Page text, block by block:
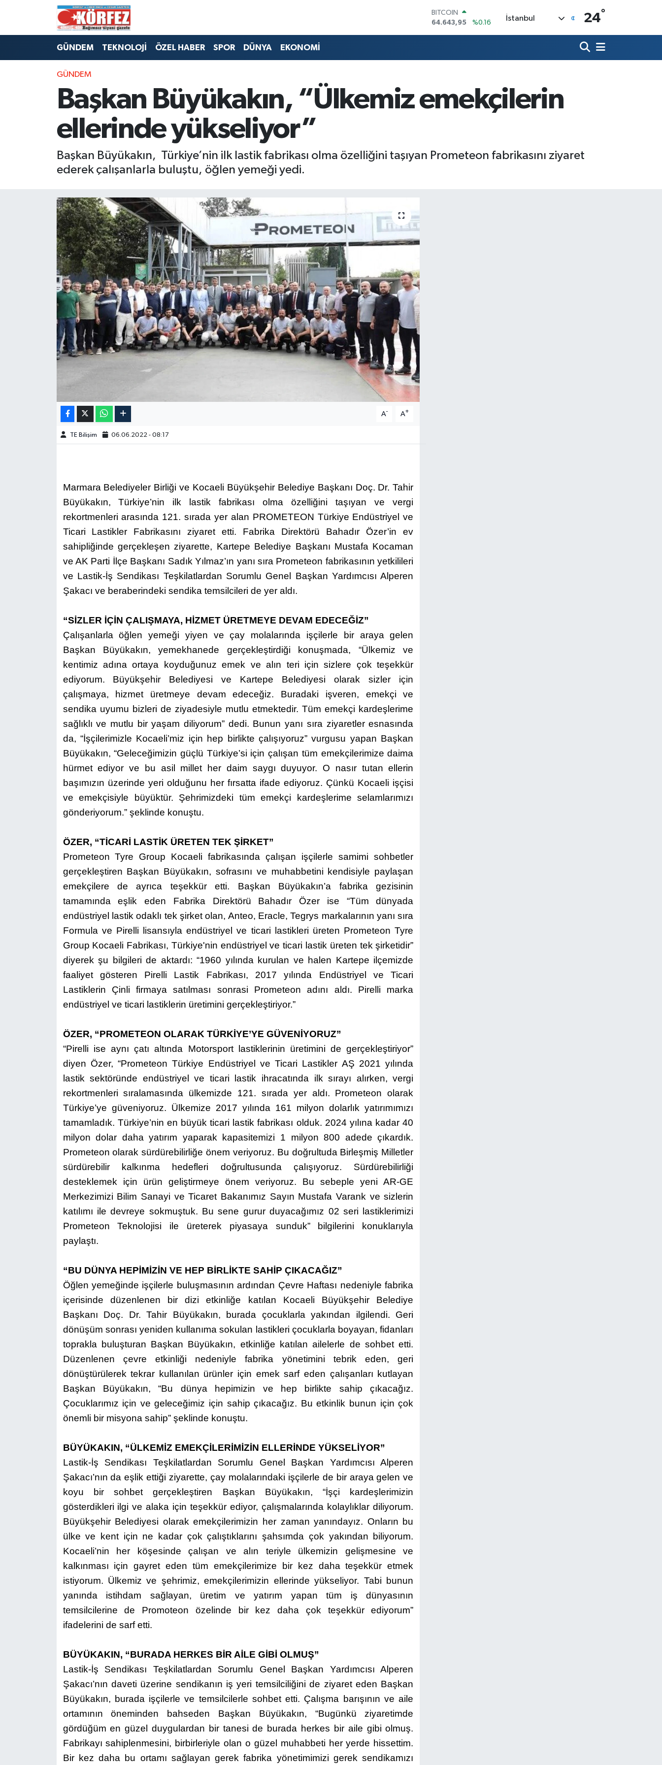
DOLAR
47,6704
%0
64,2143
%0
13.799
%70
İstanbul 24°
GÜNDEM TEKNOLOJİ ÖZEL HABER SPOR DÜNYA EKONOMİ
GÜNDEM
Başkan Büyükakın, “Ülkemiz emekçilerin
ellerinde yükseliyor”
Başkan Büyükakın, Türkiye’nin ilk lastik fabrikası olma özelliğini taşıyan Prometeon fabrikasını ziyaret
ederek çalışanlarla buluştu, öğlen yemeği yedi.
A- A+
TE Bilişim 06.06.2022 - 08:17
Marmara Belediyeler Birliği ve Kocaeli Büyükşehir Belediye Başkanı Doç. Dr. Tahir
Büyükakın, Türkiye’nin ilk lastik fabrikası olma özelliğini taşıyan ve vergi
rekortmenleri arasında 121. sırada yer alan PROMETEON Türkiye Endüstriyel ve
Ticari Lastikler Fabrikasını ziyaret etti. Fabrika Direktörü Bahadır Özer’in ev
sahipliğinde gerçekleşen ziyarette, Kartepe Belediye Başkanı Mustafa Kocaman
ve AK Parti İlçe Başkanı Sadık Yılmaz’ın yanı sıra Prometeon fabrikasının yetkilileri
ve Lastik-İş Sendikası Teşkilatlardan Sorumlu Genel Başkan Yardımcısı Alperen
Şakacı ve beraberindeki sendika temsilcileri de yer aldı.
“SİZLER İÇİN ÇALIŞMAYA, HİZMET ÜRETMEYE DEVAM EDECEĞİZ”
Çalışanlarla öğlen yemeği yiyen ve çay molalarında işçilerle bir araya gelen
Başkan Büyükakın, yemekhanede gerçekleştirdiği konuşmada, “Ülkemiz ve
kentimiz adına ortaya koyduğunuz emek ve alın teri için sizlere çok teşekkür
ediyorum. Büyükşehir Belediyesi ve Kartepe Belediyesi olarak sizler için
çalışmaya, hizmet üretmeye devam edeceğiz. Buradaki işveren, emekçi ve
sendika uyumu bizleri de ziyadesiyle mutlu etmektedir. Tüm emekçi kardeşlerime
sağlıklı ve mutlu bir yaşam diliyorum” dedi. Bunun yanı sıra ziyaretler esnasında
da, “İşçilerimizle Kocaeli’miz için hep birlikte çalışıyoruz” vurgusu yapan Başkan
Büyükakın, “Geleceğimizin güçlü Türkiye’si için çalışan tüm emekçilerimize daima
hürmet ediyor ve bu asil millet her daim saygı duyuyor. O nasır tutan ellerin
başımızın üzerinde yeri olduğunu her fırsatta ifade ediyoruz. Çünkü Kocaeli işçisi
ve emekçisiyle büyüktür. Şehrimizdeki tüm emekçi kardeşlerime selamlarımızı
gönderiyorum.” şeklinde konuştu.
ÖZER, “TİCARİ LASTİK ÜRETEN TEK ŞİRKET”
Prometeon Tyre Group Kocaeli fabrikasında çalışan işçilerle samimi sohbetler
gerçekleştiren Başkan Büyükakın, sofrasını ve muhabbetini kendisiyle paylaşan
emekçilere de ayrıca teşekkür etti. Başkan Büyükakın’a fabrika gezisinin
tamamında eşlik eden Fabrika Direktörü Bahadır Özer ise “Tüm dünyada
endüstriyel lastik odaklı tek şirket olan, Anteo, Eracle, Tegrys markalarının yanı sıra
Formula ve Pirelli lisansıyla endüstriyel ve ticari lastikleri üreten Prometeon Tyre
Group Kocaeli Fabrikası, Türkiye'nin endüstriyel ve ticari lastik üreten tek şirketidir”
diyerek şu bilgileri de aktardı: “1960 yılında kurulan ve halen Kartepe ilçemizde
faaliyet gösteren Pirelli Lastik Fabrikası, 2017 yılında Endüstriyel ve Ticari
Lastiklerin Çinli firmaya satılması sonrasi Prometeon adını aldı. Pirelli marka
endüstriyel ve ticari lastiklerin üretimini gerçekleştiriyor.”
ÖZER, “PROMETEON OLARAK TÜRKİYE’YE GÜVENİYORUZ”
“Pirelli ise aynı çatı altında Motorsport lastiklerinin üretimini de gerçekleştiriyor”
diyen Özer, “Prometeon Türkiye Endüstriyel ve Ticari Lastikler AŞ 2021 yılında
lastik sektöründe endüstriyel ve ticari lastik ihracatında ilk sırayı alırken, vergi
rekortmenleri sıralamasında ülkemizde 121. sırada yer aldı. Prometeon olarak
Türkiye’ye güveniyoruz. Ülkemize 2017 yılında 161 milyon dolarlık yatırımımızı
tamamladık. Türkiye’nin en büyük ticari lastik fabrikası olduk. 2024 yılına kadar 40
milyon dolar daha yatırım yaparak kapasitemizi 1 milyon 800 adede çıkardık.
Prometeon olarak sürdürebilirliğe önem veriyoruz. Bu doğrultuda Birleşmiş Milletler
sürdürebilir kalkınma hedefleri doğrultusunda çalışıyoruz. Sürdürebilirliği
desteklemek için ürün geliştirmeye önem veriyoruz. Bu sebeple yeni AR-GE
Merkezimizi Bilim Sanayi ve Ticaret Bakanımız Sayın Mustafa Varank ve sizlerin
katılımı ile devreye sokmuştuk. Bu sene gurur duyacağımız 02 seri lastiklerimizi
Prometeon Teknolojisi ile üreterek piyasaya sunduk” bilgilerini konuklarıyla
paylaştı.
“BU DÜNYA HEPİMİZİN VE HEP BİRLİKTE SAHİP ÇIKACAĞIZ”
Öğlen yemeğinde işçilerle buluşmasının ardından Çevre Haftası nedeniyle fabrika
içerisinde düzenlenen bir dizi etkinliğe katılan Kocaeli Büyükşehir Belediye
Başkanı Doç. Dr. Tahir Büyükakın, burada çocuklarla yakından ilgilendi. Geri
dönüşüm sonrası yeniden kullanıma sokulan lastikleri çocuklarla boyayan, fidanları
toprakla buluşturan Başkan Büyükakın, etkinliğe katılan ailelerle de sohbet etti.
Düzenlenen çevre etkinliği nedeniyle fabrika yönetimini tebrik eden, geri
dönüştürülerek tekrar kullanılan ürünler için emek sarf eden çalışanları kutlayan
Başkan Büyükakın, “Bu dünya hepimizin ve hep birlikte sahip çıkacağız.
Çocuklarımız için ve geleceğimiz için sahip çıkacağız. Bu etkinlik bunun için çok
önemli bir misyona sahip” şeklinde konuştu.
BÜYÜKAKIN, “ÜLKEMİZ EMEKÇİLERİMİZİN ELLERİNDE YÜKSELİYOR”
Lastik-İş Sendikası Teşkilatlardan Sorumlu Genel Başkan Yardımcısı Alperen
Şakacı’nın da eşlik ettiği ziyarette, çay molalarındaki işçilerle de bir araya gelen ve
koyu bir sohbet gerçekleştiren Başkan Büyükakın, “İşçi kardeşlerimizin
gösterdikleri ilgi ve alaka için teşekkür ediyor, çalışmalarında kolaylıklar diliyorum.
Büyükşehir Belediyesi olarak emekçilerimizin her zaman yanındayız. Onların bu
ülke ve kent için ne kadar çok çalıştıklarını şahsımda çok yakından biliyorum.
Kocaeli’nin her köşesinde çalışan ve alın teriyle ülkemizin gelişmesine ve
kalkınması için gayret eden tüm emekçilerimize bir kez daha teşekkür etmek
istiyorum. Ülkemiz ve şehrimiz, emekçilerimizin ellerinde yükseliyor. Tabi bunun
yanında istihdam sağlayan, üretim ve yatırım yapan tüm iş dünyasının
temsilcilerine de Promoteon özelinde bir kez daha çok teşekkür ediyorum”
ifadelerini de sarf etti.
BÜYÜKAKIN, “BURADA HERKES BİR AİLE GİBİ OLMUŞ”
Lastik-İş Sendikası Teşkilatlardan Sorumlu Genel Başkan Yardımcısı Alperen
Şakacı’nın daveti üzerine sendikanın iş yeri temsilciliğini de ziyaret eden Başkan
Büyükakın, burada işçilerle ve temsilcilerle sohbet etti. Çalışma barışının ve aile
ortamının öneminden bahseden Başkan Büyükakın, “Bugünkü ziyaretimde
gördüğüm en güzel duygulardan bir tanesi de burada herkes bir aile gibi olmuş.
Fabrikayı sahiplenmesini, birbirleriyle olan o güzel muhabbeti her yerde hissettim.
Bir kez daha bu ortamı sağlayan gerek fabrika yönetimimizi gerek sendikamızı
Hava Durumu
Trafik Durumu
Süper Lig Puan Durumu ve Fikstür
Son Dakika Haberleri
Haber Arşivi